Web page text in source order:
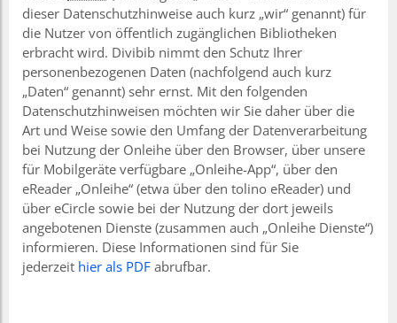
dieser Datenschutzhinweise auch kurz „wir“ genannt) für
die Nutzer von öffentlich zugänglichen Bibliotheken
erbracht wird. Divibib nimmt den Schutz Ihrer
personenbezogenen Daten (nachfolgend auch kurz
„Daten“ genannt) sehr ernst. Mit den folgenden
Datenschutzhinweisen möchten wir Sie daher über die
Art und Weise sowie den Umfang der Datenverarbeitung
bei Nutzung der Onleihe über den Browser, über unsere
für Mobilgeräte verfügbare „Onleihe-App“, über den
eReader „Onleihe“ (etwa über den tolino eReader) und
über eCircle sowie bei der Nutzung der dort jeweils
angebotenen Dienste (zusammen auch „Onleihe Dienste“)
informieren. Diese Informationen sind für Sie
jederzeit hier als PDF abrufbar.